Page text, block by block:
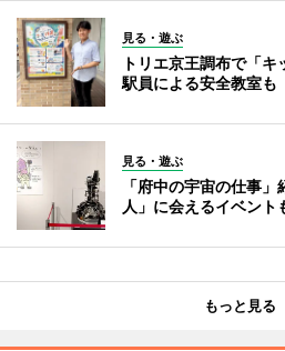
見る・遊ぶ
トリエ京王調布で「
駅員による安全教室も
見る・遊ぶ
「府中の宇宙の仕事
人」に会えるイベント
もっと見る